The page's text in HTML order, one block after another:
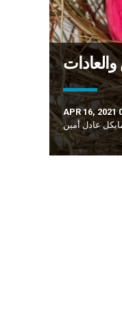
APR 16, 2021
عادل أمين